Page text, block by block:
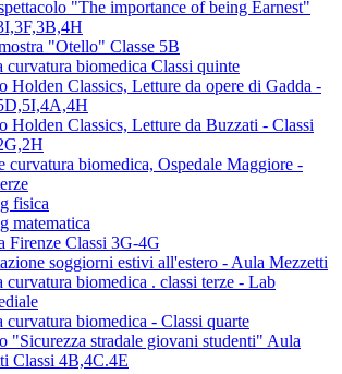
"The importance of being Earnest"
"Otello" Classe 5B
curvatura biomedica Classi quinte
Holden Classics, Letture da opere di Gadda -
Holden Classics, Letture da Buzzati - Classi
curvatura biomedica, Ospedale Maggiore -
fisica
matematica
Firenze Classi 3G-4G
soggiorni estivi all'estero - Aula Mezzetti
curvatura biomedica . classi terze - Lab
curvatura biomedica - Classi quarte
"Sicurezza stradale giovani studenti" Aula
Classi 4B,4C.4E